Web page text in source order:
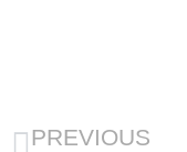
PREVIOUS